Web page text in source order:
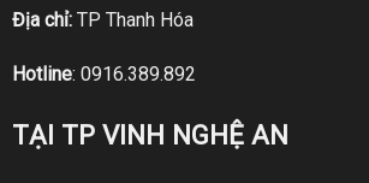
Địa chỉ:TP Thanh Hóa
Hotline: 0916.389.892
TẠI TP VINH NGHỆ AN